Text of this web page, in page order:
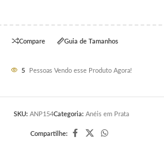
Compare Guia de Tamanhos
5 Pessoas Vendo esse Produto Agora!
SKU: ANP154Categoria: Anéis em Prata
Compartilhe: